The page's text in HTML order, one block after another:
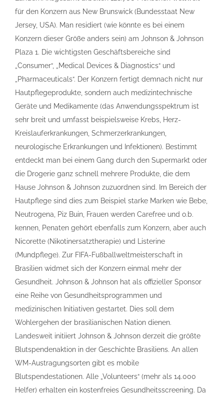
für den Konzern aus New Brunswick (Bundesstaat New
Jersey, USA). Man residiert (wie könnte es bei einem
Konzern dieser Größe anders sein) am Johnson & Johnson
Plaza 1. Die wichtigsten Geschäftsbereiche sind
„Consumer“, „Medical Devices & Diagnostics“ und
„Pharmaceuticals“. Der Konzern fertigt demnach nicht nur
Hautpflegeprodukte, sondern auch medizintechnische
Geräte und Medikamente (das Anwendungsspektrum ist
sehr breit und umfasst beispielsweise Krebs, Herz-
Kreislauferkrankungen, Schmerzerkrankungen,
neurologische Erkrankungen und Infektionen). Bestimmt
entdeckt man bei einem Gang durch den Supermarkt oder
die Drogerie ganz schnell mehrere Produkte, die dem
Hause Johnson & Johnson zuzuordnen sind. Im Bereich der
Hautpflege sind dies zum Beispiel starke Marken wie Bebe,
Neutrogena, Piz Buin, Frauen werden Carefree und o.b.
kennen, Penaten gehört ebenfalls zum Konzern, aber auch
Nicorette (Nikotinersatztherapie) und Listerine
(Mundpflege). Zur FIFA-Fußballweltmeisterschaft in
Brasilien widmet sich der Konzern einmal mehr der
Gesundheit. Johnson & Johnson hat als offizieller Sponsor
eine Reihe von Gesundheitsprogrammen und
medizinischen Initiativen gestartet. Dies soll dem
Wohlergehen der brasilianischen Nation dienen.
Landesweit initiiert Johnson & Johnson derzeit die größte
Blutspendenaktion in der Geschichte Brasiliens. An allen
WM-Austragungsorten gibt es mobile
Blutspendestationen. Alle „Volunteers“ (mehr als 14.000
Helfer) erhalten ein kostenfreies Gesundheitsscreening. Da